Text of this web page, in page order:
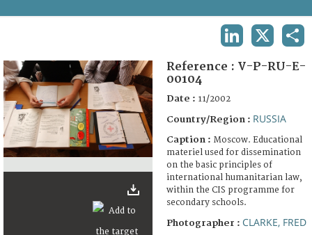
FAQ
Reference : V-P-RU-E-
00104
Date : 11/2002
Country/Region : RUSSIA
Caption : Moscow. Educational
materiel used for dissemination
on the basic principles of
international humanitarian law,
within the CIS programme for
secondary schools.
Photographer : CLARKE, FRED